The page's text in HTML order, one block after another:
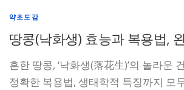
약초도감
땅콩(낙화생) 효능과 복용법,
흔한 땅콩, ‘낙화생(落花生)’의 놀라운
정확한 복용법, 생태학적 특징까지 모